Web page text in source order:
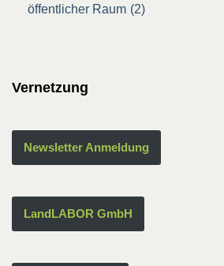
öffentlicher Raum (2)
Vernetzung
Newsletter Anmeldung
LandLABOR GmbH